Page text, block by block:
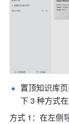
置顶知识库
下 3 种方式
方式 1：在左侧